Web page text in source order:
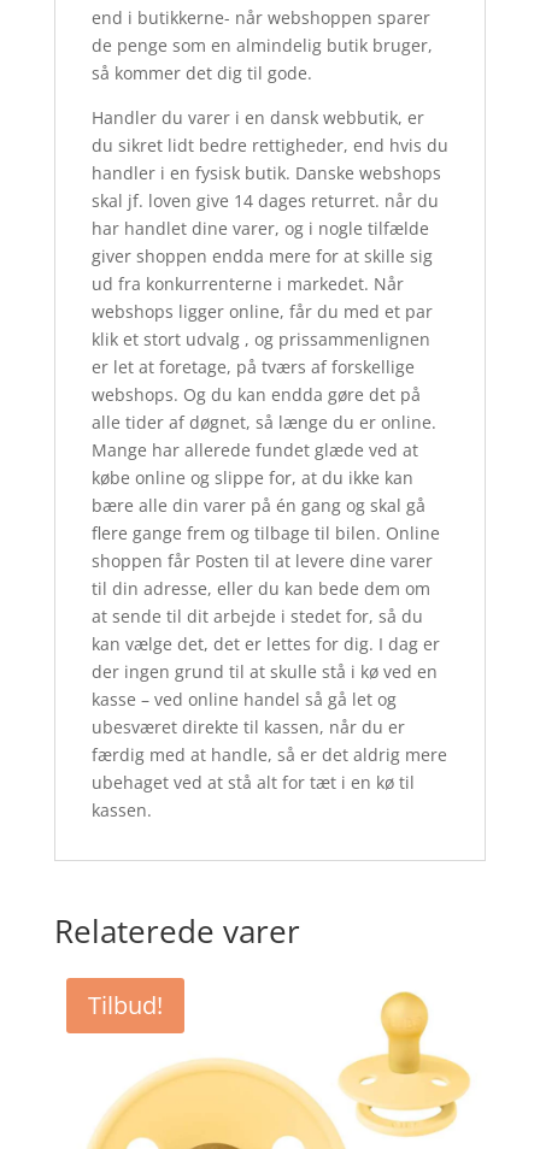
end i butikkerne- når webshoppen sparer
de penge som en almindelig butik bruger,
så kommer det dig til gode.
Handler du varer i en dansk webbutik, er
du sikret lidt bedre rettigheder, end hvis du
handler i en fysisk butik. Danske webshops
skal jf. loven give 14 dages returret. når du
har handlet dine varer, og i nogle tilfælde
giver shoppen endda mere for at skille sig
ud fra konkurrenterne i markedet. Når
webshops ligger online, får du med et par
klik et stort udvalg , og prissammenlignen
er let at foretage, på tværs af forskellige
webshops. Og du kan endda gøre det på
alle tider af døgnet, så længe du er online.
Mange har allerede fundet glæde ved at
købe online og slippe for, at du ikke kan
bære alle din varer på én gang og skal gå
flere gange frem og tilbage til bilen. Online
shoppen får Posten til at levere dine varer
til din adresse, eller du kan bede dem om
at sende til dit arbejde i stedet for, så du
kan vælge det, det er lettes for dig. I dag er
der ingen grund til at skulle stå i kø ved en
kasse – ved online handel så gå let og
ubesværet direkte til kassen, når du er
færdig med at handle, så er det aldrig mere
ubehaget ved at stå alt for tæt i en kø til
kassen.
Relaterede varer
Tilbud!